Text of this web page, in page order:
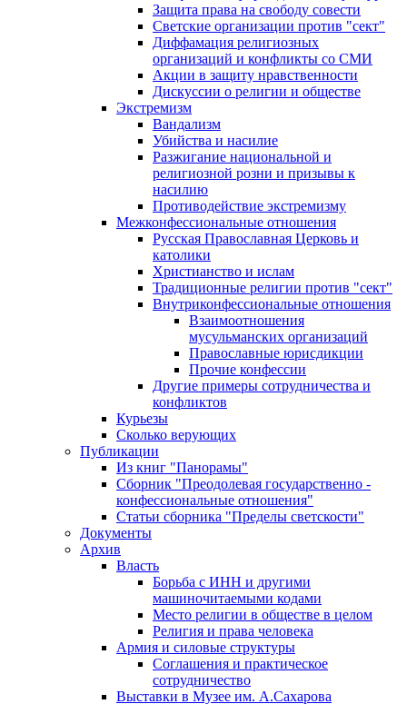
Защита права на свободу совести
Светские организации против "сект"
Диффамация религиозных
организаций и конфликты со СМИ
Акции в защиту нравственности
Дискуссии о религии и обществе
Экстремизм
Вандализм
Убийства и насилие
Разжигание национальной и
религиозной розни и призывы к
насилию
Противодействие экстремизму
Межконфессиональные отношения
Русская Православная Церковь и
католики
Христианство и ислам
Традиционные религии против "сект"
Внутриконфессиональные отношения
Взаимоотношения
мусульманских организаций
Православные юрисдикции
Прочие конфессии
Другие примеры сотрудничества и
конфликтов
Курьезы
Сколько верующих
Публикации
Из книг "Панорамы"
Сборник "Преодолевая государственно -
конфессиональные отношения"
Статьи сборника "Пределы светскости"
Документы
Архив
Власть
Борьба с ИНН и другими
машиночитаемыми кодами
Место религии в обществе в целом
Религия и права человека
Армия и силовые структуры
Соглашения и практическое
сотрудничество
Выставки в Музее им. А.Сахарова